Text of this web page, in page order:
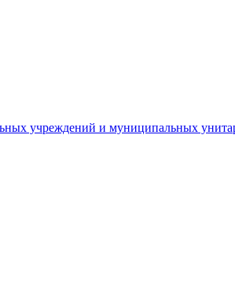
учреждений и муниципальных